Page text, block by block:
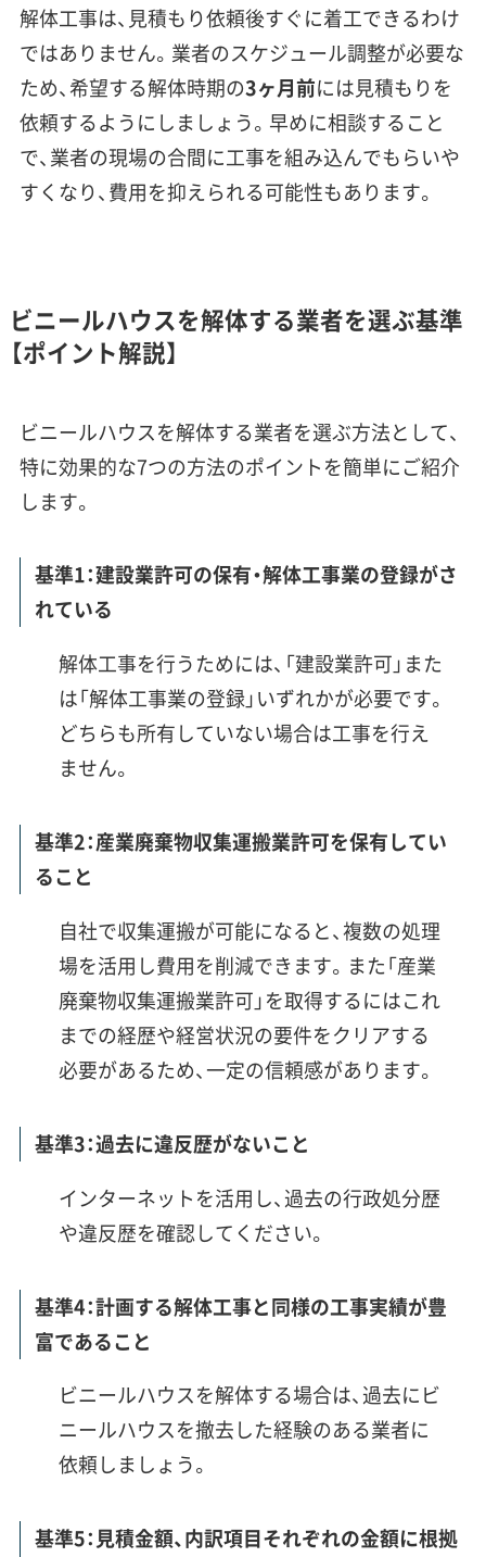
解体工事は、見積もり依頼後すぐに着工できるわけ
ではありません。業者のスケジュール調整が必要な
ため、希望する解体時期の3ヶ月前には見積もりを
依頼するようにしましょう。早めに相談すること
で、業者の現場の合間に工事を組み込んでもらいや
すくなり、費用を抑えられる可能性もあります。
ビニールハウスを解体する業者を選ぶ基準
【ポイント解説】
ビニールハウスを解体する業者を選ぶ方法として、
特に効果的な7つの方法のポイントを簡単にご紹介
します。
基準1：建設業許可の保有・解体工事業の登録がさ
れている
解体工事を行うためには、「建設業許可」また
は「解体工事業の登録」いずれかが必要です。
どちらも所有していない場合は工事を行え
ません。
基準2：産業廃棄物収集運搬業許可を保有してい
ること
自社で収集運搬が可能になると、複数の処理
場を活用し費用を削減できます。また「産業
廃棄物収集運搬業許可」を取得するにはこれ
までの経歴や経営状況の要件をクリアする
必要があるため、一定の信頼感があります。
基準3：過去に違反歴がないこと
インターネットを活用し、過去の行政処分歴
や違反歴を確認してください。
基準4：計画する解体工事と同様の工事実績が豊
富であること
ビニールハウスを解体する場合は、過去にビ
ニールハウスを撤去した経験のある業者に
依頼しましょう。
基準5：見積金額、内訳項目それぞれの金額に根拠